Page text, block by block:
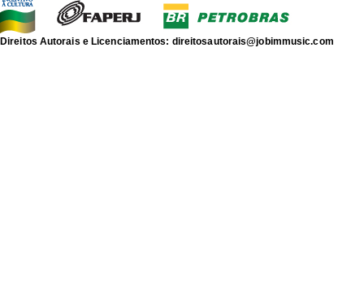
Chega de saudade2.5 3-4.jpg 270.4Kb
Direitos Autorais e Licenciamentos: direitosautorais@jobimmusic.com